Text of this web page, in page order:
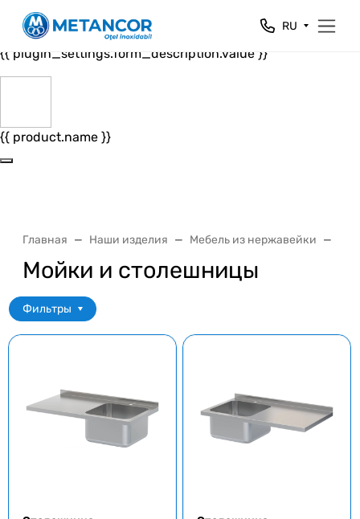
Close
{{ plugin_settings.form_header.value }}
{{ plugin_settings.form_description.value }}
{{ product.name }}
RU
Главная Наши изделия Мебель из нержавейки
Мойки и столешницы
Фильтры